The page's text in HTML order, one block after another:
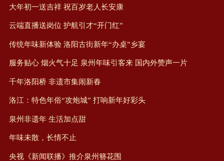
大年初一送吉祥 祝百岁老人长安康
云端直播送岗位 护航引才“开门红”
传统年味新体验 洛阳古街新年“办桌”乡宴
服务贴心 烟火气十足 泉州年味引客来 国内外赞声一片
千年洛阳桥 非遗市集闹新春
洛江：特色年俗“攻炮城” 打响新年好彩头
泉州非遗年 生活加点甜
年味未散，长情不止
央视《新闻联播》推介泉州簪花围